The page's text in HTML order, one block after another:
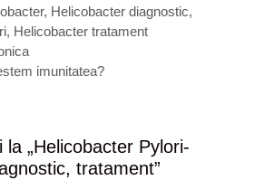
, Helicobacter diagnostic,
, Helicobacter tratament
imunitatea?
la „Helicobacter Pylori-
tratament”